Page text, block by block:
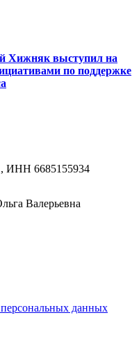
Хижняк выступил на
по поддержке
ИНН 6685155934
Валерьевна
данных